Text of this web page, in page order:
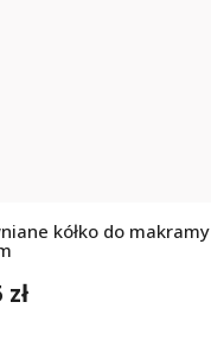
kółko do makramy
zł